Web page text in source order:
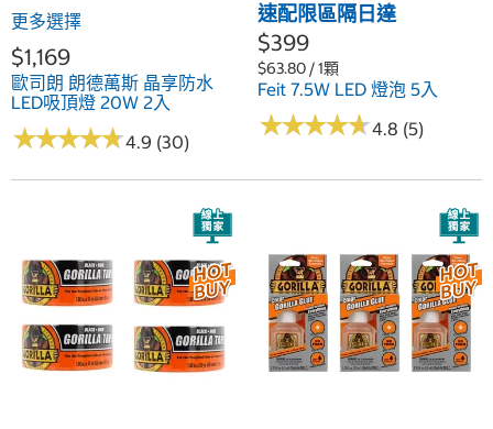
更多選擇
$1,169
歐司朗 朗德萬斯 晶享防水
LED吸頂燈 20W 2入
★★★★★
★★★★★4.9 (30)
速配限區隔日達
$399
$63.80 / 1顆
Feit 7.5W LED 燈泡 5入
★★★★★
★★★★★4.8 (5)